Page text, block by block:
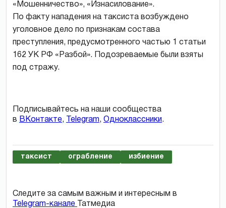
«Мошенничество», «Изнасилование».
По факту нападения на таксиста возбуждено
уголовное дело по признакам состава
преступления, предусмотренного частью 1 статьи
162 УК РФ «Разбой». Подозреваемые были взяты
под стражу.
Подписывайтесь на наши сообщества
в ВКонтакте, Telegram, Одноклассники.
таксист ограбление избиение
Следите за самым важным и интересным в
Telegram-канале
Татмедиа